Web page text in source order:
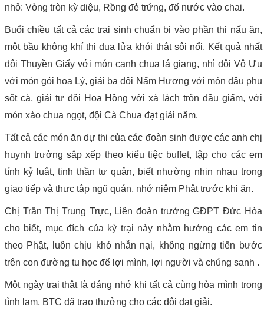
nhỏ: Vòng tròn kỳ diệu, Rồng đẻ trứng, đổ nước vào chai.
Buổi chiều tất cả các trại sinh chuẩn bị vào phần thi nấu ăn,
một bầu không khí thi đua lửa khói thật sôi nổi. Kết quả nhất
đội Thuyền Giấy với món canh chua lá giang, nhì đội Vô Ưu
với món gỏi hoa Lý, giải ba đội Nấm Hương với món đậu phụ
sốt cà, giải tư đội Hoa Hồng với xà lách trộn dầu giấm, với
món xào chua ngọt, đội Cà Chua đạt giải năm.
Tất cả các món ăn dự thi của các đoàn sinh được các anh chị
huynh trưởng sắp xếp theo kiểu tiệc buffet, tập cho các em
tính kỷ luật, tinh thần tự quản, biết nhường nhịn nhau trong
giao tiếp và thực tập ngũ quán, nhớ niệm Phật trước khi ăn.
Chị Trần Thị Trung Trực, Liên đoàn trưởng GĐPT Đức Hòa
cho biết, mục đích của kỳ trại này nhằm hướng các em tin
theo Phật, luôn chịu khó nhẫn nại, không ngừng tiến bước
trên con đường tu học để lợi mình, lợi người và chúng sanh .
Một ngày trại thật là đáng nhớ khi tất cả cùng hòa mình trong
tình lam, BTC đã trao thưởng cho các đội đạt giải.